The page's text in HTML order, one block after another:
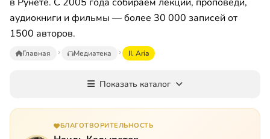
аудиокниги и фильмы — более 30 000 записей от
1500 авторов.
Главная Медиатека II. Aria
Показать каталог
БЛАГОТВОРИТЕЛЬНОСТЬ